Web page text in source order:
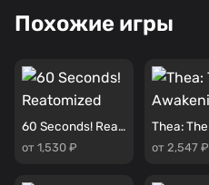
Похожие игры
60 Seconds! Reatomized
от 1,530 ₽ от 2,547 ₽